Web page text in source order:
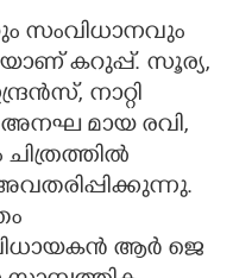
സംവിധാനവും
കറുപ്പ്. സൂര്യ,
നാറ്റി
അനഘ മായ രവി,
ആർ ജെ